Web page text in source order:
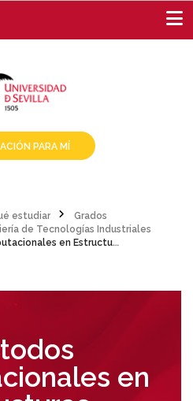
PARA MÍ
estudiar
Grados
de Tecnologías Industriales
en Estructuras
en